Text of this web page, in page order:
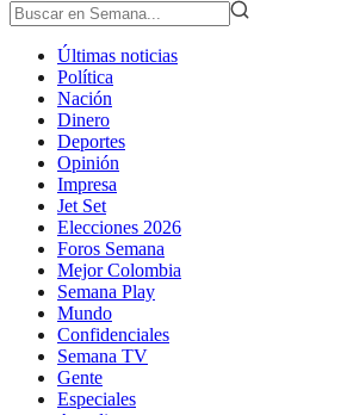
Últimas noticias
Política
Nación
Dinero
Deportes
Opinión
Impresa
Jet Set
Elecciones 2026
Foros Semana
Mejor Colombia
Semana Play
Mundo
Confidenciales
Semana TV
Gente
Especiales